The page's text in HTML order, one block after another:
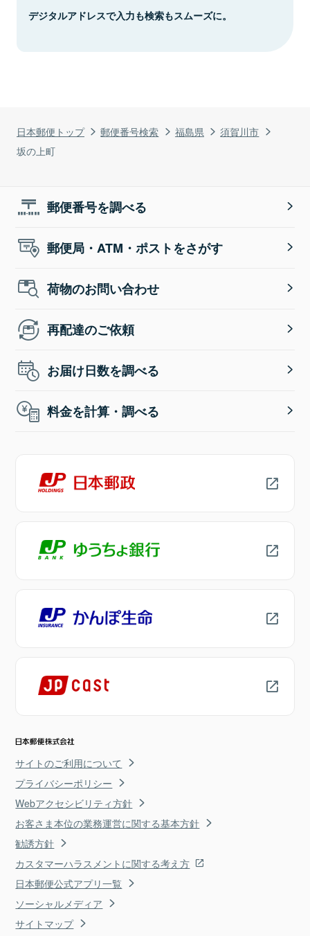
日本郵便トップ 郵便番号検索 福島県
須賀川市
坂の上町
デジタルアドレスで入力も検索もスムーズに。
郵便番号を調べる
郵便局・ATM・ポストをさがす
荷物のお問い合わせ
再配達のご依頼
お届け日数を調べる
料金を計算・調べる
サイトのご利用について
プライバシーポリシー
Webアクセシビリティ方針
お客さま本位の業務運営に関する基本方針
勧誘方針
カスタマーハラスメントに関する考え方
日本郵便公式アプリ一覧
ソーシャルメディア
サイトマップ